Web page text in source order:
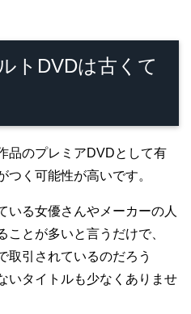
トDVDは古くて
品のプレミアDVDとして有
く可能性が高いです。
いる女優さんやメーカーの人
とが多いと言うだけで、
取引されているのだろう
いタイトルも少なくありませ